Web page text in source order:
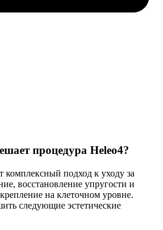
процедура Heleo4?
комплексный подход к уходу за
восстановление упругости и
на клеточном уровне.
следующие эстетические